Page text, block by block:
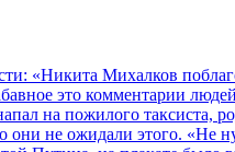
«Никита Михалков
это комментарии
на пожилого таксиста,
они не ожидали этого. «Не